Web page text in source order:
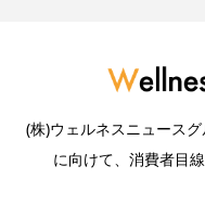
(株)ウェルネスニュース
に向けて、消費者目